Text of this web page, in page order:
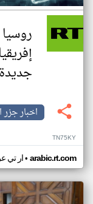
جديدة
اخبار جزر
TN75KY
ار تي• arabic.rt.com